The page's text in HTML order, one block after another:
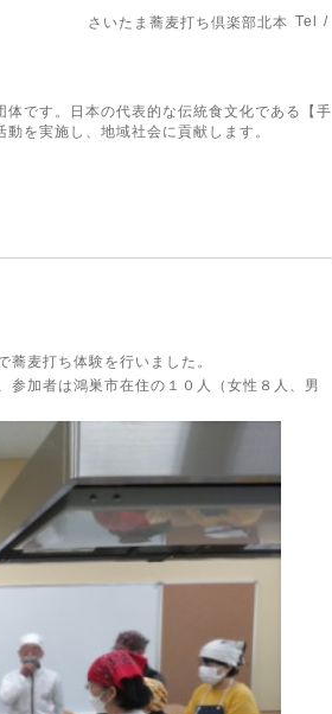
さいたま蕎麦打ち倶楽部北本 Tel /
です。日本の代表的な伝統食文化である【手
を実施し、地域社会に貢献します。
蕎麦打ち体験を行いました。
参加者は鴻巣市在住の１０人（女性８人、男